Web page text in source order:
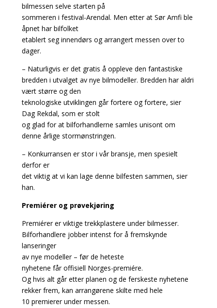
bilmessen selve starten på
sommeren i festival-Arendal. Men etter at Sør Amfi ble
åpnet har bilfolket
etablert seg innendørs og arrangert messen over to
dager.
– Naturligvis er det gratis å oppleve den fantastiske
bredden i utvalget av nye bilmodeller. Bredden har aldri
vært større og den
teknologiske utviklingen går fortere og fortere, sier
Dag Rekdal, som er stolt
og glad for at bilforhandlerne samles unisont om
denne årlige stormønstringen.
– Konkurransen er stor i vår bransje, men spesielt
derfor er
det viktig at vi kan lage denne bilfesten sammen, sier
han.
Premiérer og prøvekjøring
Premiérer er viktige trekkplastere under bilmesser.
Bilforhandlere jobber intenst for å fremskynde
lanseringer
av nye modeller – før de heteste
nyhetene får offisiell Norges-premiére.
Og hvis alt går etter planen og de ferskeste nyhetene
rekker frem, kan arrangørene skilte med hele
10 premierer under messen.